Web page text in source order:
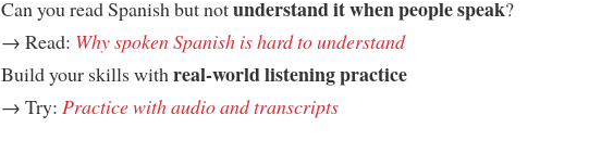
Can you read Spanish but notunderstand it when people speak?
→ Read: Why spoken Spanish is hard to understand
Build your skills withreal-world listening practice
→ Try: Practice with audio and transcripts